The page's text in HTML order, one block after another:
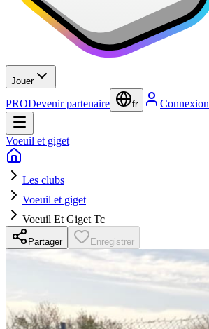
Jouer
PRODevenir partenaire fr Connexion
Voeuil et giget
Les clubs
Voeuil et giget
Voeuil Et Giget Tc
Partager Enregistrer